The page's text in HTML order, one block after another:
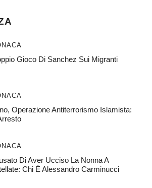
Gioco Di Sanchez Sui Migranti
Operazione Antiterrorismo Islamista:
Di Aver Ucciso La Nonna A
Chi È Alessandro Carminucci